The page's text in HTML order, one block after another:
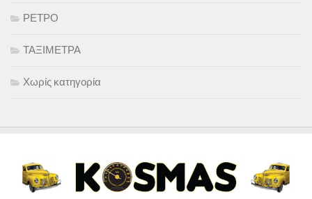
ΡΕΤΡΟ
ΤΑΞΙΜΕΤΡΑ
Χωρίς κατηγορία